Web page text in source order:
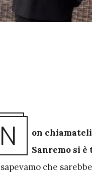
N on
Sanremo si
sapevamo che